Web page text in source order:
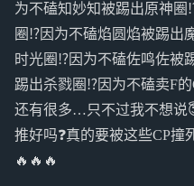
为不磕知妙知被踢出原神
圈⁉️因为不磕焰圆焰被踢出
时光圈⁉️因为不磕佐鸣佐被
踢出杀戮圈⁉️因为不磕卖F
还有很多…只不过我不想说
推好吗❓真的要被这些CP
🔥🔥🔥